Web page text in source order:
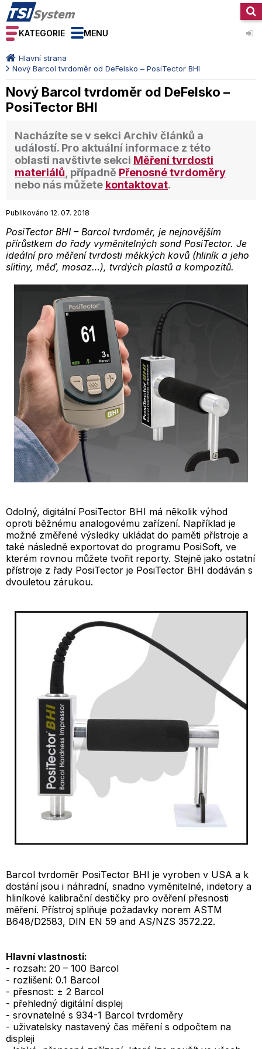
KATEGORIE MENU
Hlavní strana
Nový Barcol tvrdoměr od DeFelsko – PosiTector BHI
Nový Barcol tvrdoměr od DeFelsko –
PosiTector BHI
Nacházíte se v sekci Archiv článků a
událostí. Pro aktuální informace z této
oblasti navštivte sekci Měření tvrdosti
materiálů , případně Přenosné tvrdoměry
nebo nás můžete kontaktovat.
Publikováno 12. 07. 2018
PosiTector BHI – Barcol tvrdoměr, je nejnovějším
přírůstkem do řady vyměnitelných sond PosiTector. Je
ideální pro měření tvrdosti měkkých kovů (hliník a jeho
slitiny, měď, mosaz…), tvrdých plastů a kompozitů.
Odolný, digitální PosiTector BHI má několik výhod
oproti běžnému analogovému zařízení. Například je
možné změřené výsledky ukládat do paměti přístroje a
také následně exportovat do programu PosiSoft, ve
kterém rovnou můžete tvořit reporty. Stejně jako ostatní
přístroje z řady PosiTector je PosiTector BHI dodáván s
dvouletou zárukou.
Barcol tvrdoměr PosiTector BHI je vyroben v USA a k
dostání jsou i náhradní, snadno vyměnitelné, indetory a
hliníkové kalibrační destičky pro ověření přesnosti
měření. Přístroj splňuje požadavky norem ASTM
B648/D2583, DIN EN 59 and AS/NZS 3572.22.
Hlavní vlastnosti:
- rozsah: 20 – 100 Barcol
- rozlišení: 0.1 Barcol
- přesnost: ± 2 Barcol
- přehledný digitální displej
- srovnatelné s 934-1 Barcol tvrdoměry
- uživatelsky nastavený čas měření s odpočtem na
displeji